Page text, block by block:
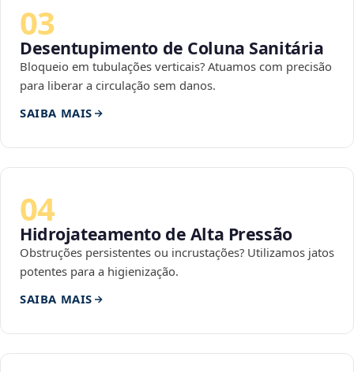
03
Desentupimento de Coluna Sanitária
Bloqueio em tubulações verticais? Atuamos com precisão
para liberar a circulação sem danos.
SAIBA MAIS
04
Hidrojateamento de Alta Pressão
Obstruções persistentes ou incrustações? Utilizamos jatos
potentes para a higienização.
SAIBA MAIS